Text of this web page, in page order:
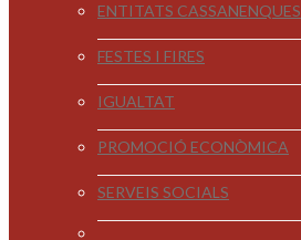
ENTITATS CASSANENQUES
FESTES I FIRES
IGUALTAT
PROMOCIÓ ECONÒMICA
SERVEIS SOCIALS